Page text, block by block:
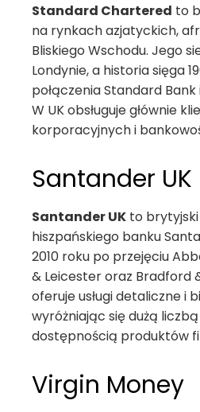
Standard Chartered to
na rynkach azjatyckich,
Bliskiego Wschodu. Jego
Londynie, a historia sięga
połączenia Standard
W UK obsługuje głównie
korporacyjnych i
Santander UK
Santander UK to brytyjski
hiszpańskiego banku
2010 roku po przejęciu
& Leicester oraz Bradford
oferuje usługi detaliczne i
wyróżniając się dużą
dostępnością produktów
Virgin Money